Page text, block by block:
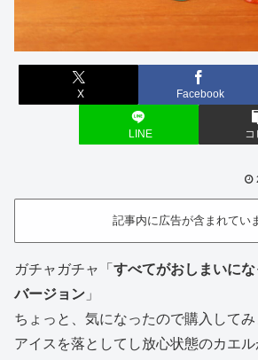
X Facebook
LINE コ
記事内に広告が含まれてい
ガチャガチャ「 すべてがおしまいに
バージョン 」
ちょっと、気になったので購入してみ
アイスを落としてし放心状態のカエ